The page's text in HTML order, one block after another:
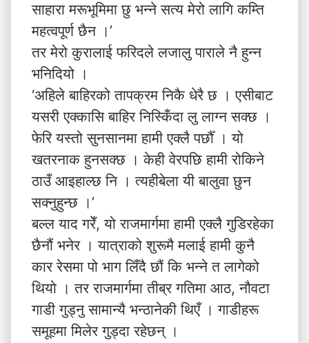
साहारा मरूभूमिमा छु भन्ने सत्य मेरो लागि कम्ति
महत्वपूर्ण छैन ।’
तर मेरो कुरालाई फरिदले लजालु पाराले नै हुन्न
भनिदियो ।
‘अहिले बाहिरको तापक्रम निकै धेरै छ । एसीबाट
यसरी एक्कासि बाहिर निस्किँदा लु लाग्न सक्छ ।
फेरि यस्तो सुनसानमा हामी एक्लै पर्छौँ । यो
खतरनाक हुनसक्छ । केही वेरपछि हामी रोकिने
ठाउँ आइहाल्छ नि । त्यहीबेला यी बालुवा छुन
सक्नुहुन्छ ।’
बल्ल याद गरेँ, यो राजमार्गमा हामी एक्लै गुडिरहेका
छैनौं भनेर । यात्राको शुरूमै मलाई हामी कुनै
कार रेसमा पो भाग लिँदै छौं कि भन्ने त लागेको
थियो । तर राजमार्गमा तीब्र गतिमा आठ, नौवटा
गाडी गुड्नु सामान्यै भन्ठानेकी थिएँ । गाडीहरू
समूहमा मिलेर गुड्दा रहेछन् ।